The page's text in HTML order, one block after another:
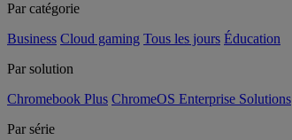
Par catégorie
Business Cloud gaming Tous les jours Éducation
Par solution
Chromebook Plus ChromeOS Enterprise Solutions
Par série